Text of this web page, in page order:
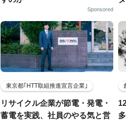
Sponsored
東京都｢HTT取組推進宣言企業｣
リサイクル企業が節電・発電・
蓄電を実践、社員のやる気と営